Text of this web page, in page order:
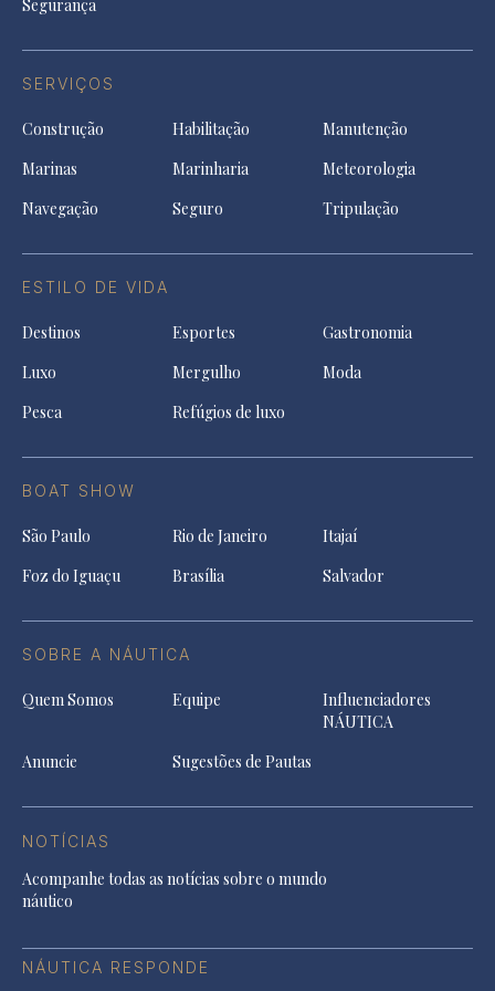
Segurança
SERVIÇOS
Construção Habilitação
Manutenção
Marinas
Marinharia
Meteorologia
Navegação
Seguro Tripulação
ESTILO DE VIDA
Destinos Esportes
Gastronomia
Luxo
Mergulho
Moda
Pesca
Refúgios de luxo
BOAT SHOW
São Paulo Rio de Janeiro
Itajaí
Foz do Iguaçu
Brasília Salvador
SOBRE A NÁUTICA
Quem Somos Equipe
Influenciadores
NÁUTICA
Anuncie
Sugestões de Pautas
NOTÍCIAS
Acompanhe todas as notícias sobre o mundo
náutico
NÁUTICA RESPONDE